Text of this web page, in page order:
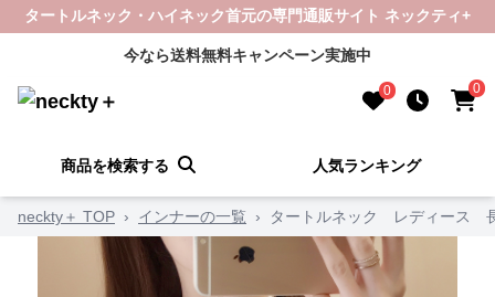
タートルネック・ハイネック首元の専門通販サイト ネックティ+
今なら送料無料キャンペーン実施中
0 0
商品を検索する 人気ランキング
neckty＋ TOP › インナーの一覧 › タートルネック レディース